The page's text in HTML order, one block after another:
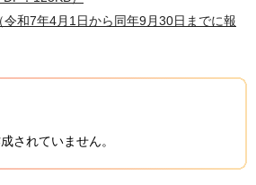
和7年4月1日から同年9月30日までに報
されていません。